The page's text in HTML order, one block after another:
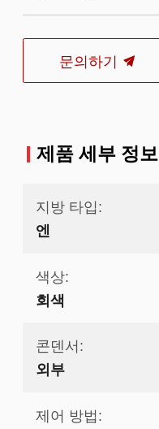
문의하기
제품 세부 정보
지방 타입:
엔
색상:
회색
콘덴서:
외부
제어 방법: